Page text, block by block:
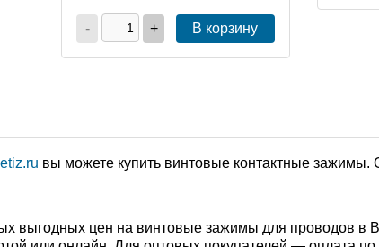
- + В корзину
вы можете купить винтовые контактные зажимы.
выгодных цен на винтовые зажимы для проводов в